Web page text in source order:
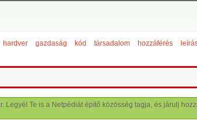
hardver gazdaság kód társadalom hozzáférés
Te is a Netpédiát építő közösség tagja, és járulj